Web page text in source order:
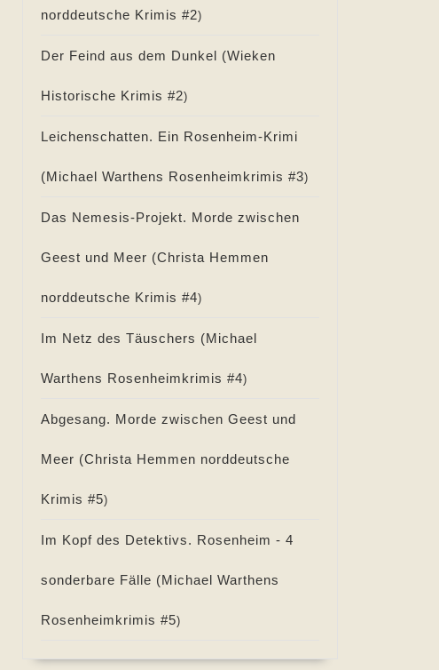
norddeutsche Krimis #2)
Der Feind aus dem Dunkel (Wieken
Historische Krimis #2)
Leichenschatten. Ein Rosenheim-Krimi
(Michael Warthens Rosenheimkrimis #3)
Das Nemesis-Projekt. Morde zwischen
Geest und Meer (Christa Hemmen
norddeutsche Krimis #4)
Im Netz des Täuschers (Michael
Warthens Rosenheimkrimis #4)
Abgesang. Morde zwischen Geest und
Meer (Christa Hemmen norddeutsche
Krimis #5)
Im Kopf des Detektivs. Rosenheim - 4
sonderbare Fälle (Michael Warthens
Rosenheimkrimis #5)